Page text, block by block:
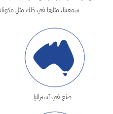
سمعتنا، مثلها في ذلك مثل
صنع في أستراليا